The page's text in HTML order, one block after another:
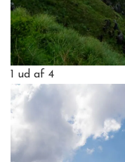
1 ud af 4